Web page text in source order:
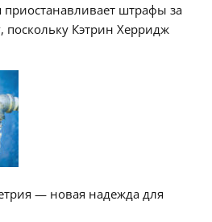
приостанавливает штрафы за
поскольку Кэтрин Херридж
— новая надежда для